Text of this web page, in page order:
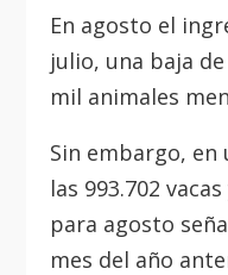
En agosto el
julio, una baja
mil animales
Sin embargo, en
las 993.702
para agosto
mes del año